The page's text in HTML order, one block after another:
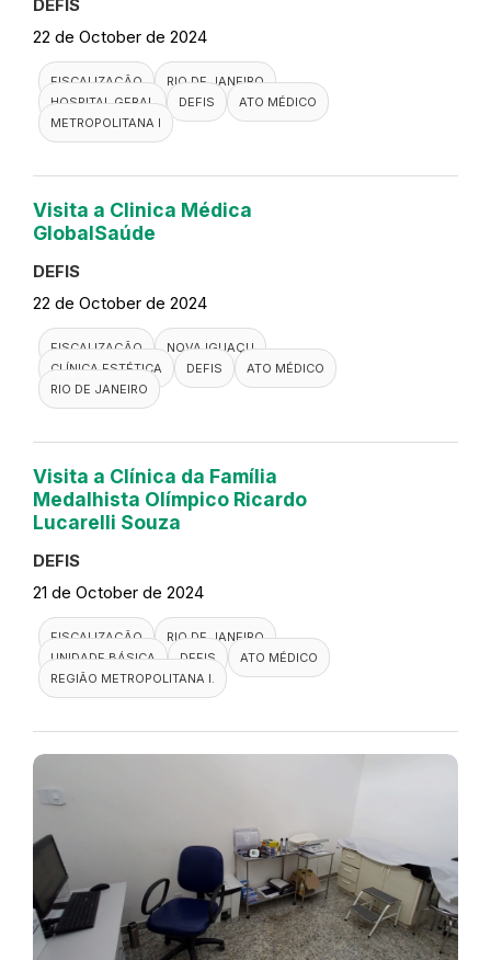
Saúde Dr. Nascimento Gurgel
22 de October de 2024
FISCALIZAÇÃO
RIO DE JANEIRO
Misericórdia de Barra Mansa
22 de October de 2024
FISCALIZAÇÃO
Visita a Clinica Médica
DEFIS
22 de October de 2024
FISCALIZAÇÃO
NOVA IGUAÇU
CLÍNICA ESTÉTICA
DEFIS
ATO MÉDICO
RIO DE JANEIRO
Visita a Clínica da Família
Medalhista Olímpico Ricardo
Lucarelli Souza
DEFIS
21 de October de 2024
FISCALIZAÇÃO
RIO DE JANEIRO